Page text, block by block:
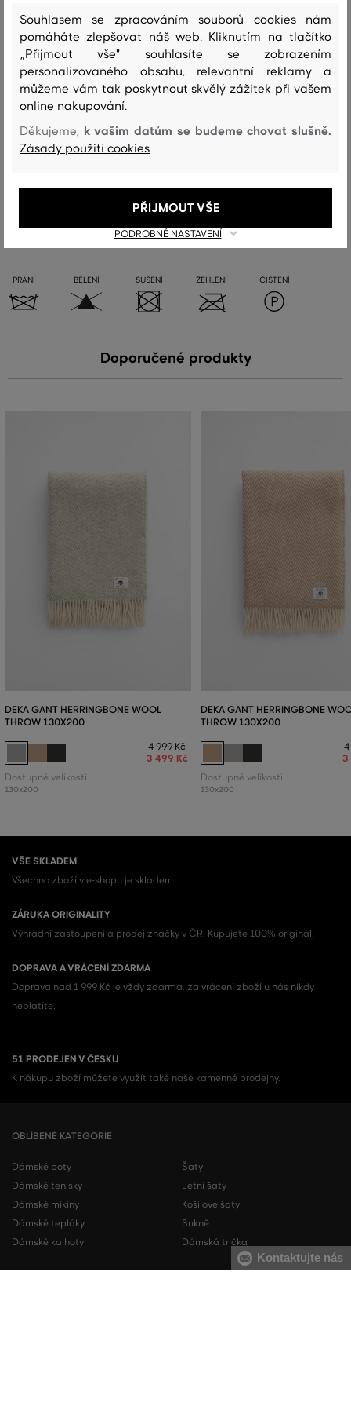
Sezóna: FW24 Kód produktu853103102-624-GH-604-130x180
Složení
vrchní materiál
VLNA
Péče
PRANÍ BĚLENÍ SUŠENÍ ŽEHLENÍ ČIŠTENÍ
Doporučené produkty
DEKA GANT HERRINGBONE WOOL
THROW 130X200
4 999 Kč
3 499 Kč
Dostupné velikosti:
130x200
DEKA GANT HERRINGBONE
THROW 130X200
4
3
Dostupné velikosti:
130x200
VŠE SKLADEM
Všechno zboží v e-shopu je skladem.
ZÁRUKA ORIGINALITY
Výhradní zastoupení a prodej značky v ČR. Kupujete 100% originál.
DOPRAVA A VRÁCENÍ ZDARMA
Doprava nad 1 999 Kč je vždy zdarma, za vrácení zboží u nás nikdy
neplatíte.
51 PRODEJEN V ČESKU
K nákupu zboží můžete využít také naše kamenné prodejny.
OBLÍBENÉ KATEGORIE
Dámské boty
Dámské tenisky
Dámské mikiny
Dámské tepláky
Dámské kalhoty
Šaty
Letní šaty
Košilové šaty
Sukně
Dámská trička
Kontaktujte nás
Souhlasem se zpracováním souborů cookies nám
pomáháte zlepšovat náš web. Kliknutím na tlačítko
„Přijmout vše" souhlasíte se zobrazením
personalizovaného obsahu, relevantní reklamy a
můžeme vám tak poskytnout skvělý zážitek při vašem
online nakupování.
Děkujeme, k vašim datům se budeme chovat slušně.
Zásady použití cookies
PODROBNÉ NASTAVENÍ
PŘIJMOUT VŠE